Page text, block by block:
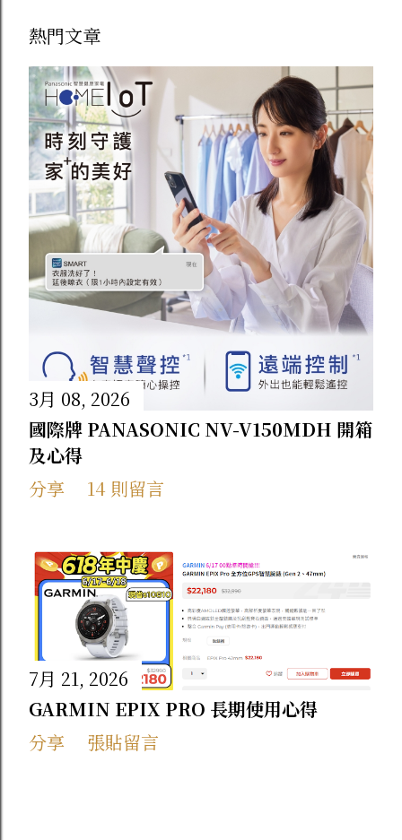
配新鮮豬肉餡，紮實多汁沒有肉騷味。 韭
脂比例拿捏得剛剛好，香氣十足！ 平時下
班回家懶得大費周章煮飯，水滾煮個幾分鐘
就能上桌，方便又美味。 想試試看？輸入
專屬代碼享折扣！ 如果你也跟我一樣常看
溫主廚的短影片、想親自嚐嚐星級主廚的手
藝，結帳時記得填寫我的專屬代碼，或是直
接點下面的連結進去選購唷！ 專屬推薦代
碼 ： CTLSEFHS 專屬購物連結 ： 👉 點我
直接前往溫國智主廚官網選購 看著教學影
片，冰箱裡又有主廚做好的美味料理，簡單
加熱就能輕鬆搞定一餐，分享給一樣喜歡美
食的朋友們！
熱門文章
3月 08, 2026
國際牌 PANASONIC NV-V150MDH 開箱
及心得
分享
14 則留言
7月 21, 2026
GARMIN EPIX PRO 長期使用心得
分享
張貼留言